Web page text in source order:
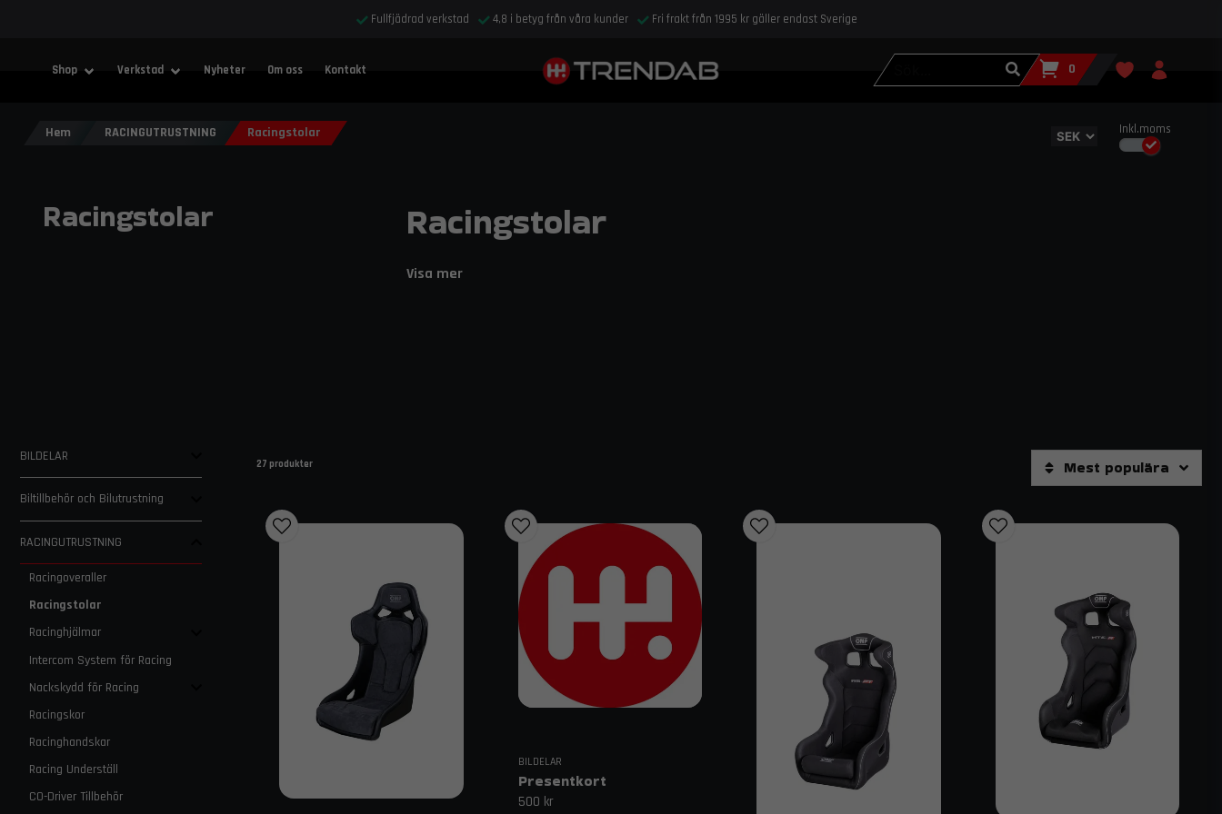
Fullfjädrad verkstad 4,8 i betyg från våra kunder Fri frakt från 1995 kr gäller endast Sverige
Inkl.moms
Shop Verkstad Nyheter Om oss Kontakt 0
Hem RACINGUTRUSTNING Racingstolar
Racingstolar Racingstolar
på plats under de mest extrema g-krafterna.
säkerställa att de klarar kraftiga kollisioner och skyddar föraren optimalt. Hos Trendab hittar du ett brett sortiment av stolar som
lever upp till de senaste internationella säkerhetsstandarderna. Vi fokuserar på kvalitetsprodukter från ledande tillverkare som
OMP, vars stolar används i allt från rally till de mest avancerade banbilarna. Genom att välja en godkänd motorsport stol
investerar du i din egen säkerhet utan att göra avkall på prestanda.
Välj rätt rallystol för din körstil
Behovet ser olika ut beroende på om du kör långa uthållighetspass på bana eller korta, intensiva sträckor i skogen. En dedikerad
rallystol har ofta en utformning som underlättar insteg och ger bra stöd för benen, medan en ren banracingstol kan ha högre
sidokanter för maximal stabilitet. För dig som bygger en seriös tävlingsbil är en lättvikts racingstol i kolfiber eller kevlar det
ultimata valet för att hålla nere bilens totalvikt och tyngdpunkt. Om du istället söker en uppgradering till din gatbil eller för
trackdays, erbjuder en klassisk skålstol bil en perfekt balans mellan sportigt utseende och funktionell ergonomi.
Komfort och materialval i en racingstol
Att sitta rätt handlar inte bara om snabbhet, utan även om att minska trötthet under långa pass. En bra racingstol är
anatomiskt utformad för att ge stöd åt ländrygg och axlar, vilket gör att du kan fokusera helt på spårvalet. Vi erbjuder stolar
Visa mer
BILDELAR
Biltillbehör och Bilutrustning
RACINGUTRUSTNING
Racingoveraller
Racingstolar
Racinghjälmar
Intercom System för Racing
Nackskydd för Racing
Racingskor
Racinghandskar
Racing Underställ
CO-Driver Tillbehör
27 produkter Mest populära
BILDELAR
Presentkort
500 kr